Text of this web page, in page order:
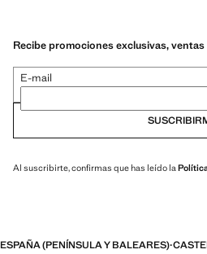
Recibe promociones exclusivas,
E-mail
Al suscribirte, confirmas que has leído la
ESPAÑA (PENÍNSULA Y BALEARES)·